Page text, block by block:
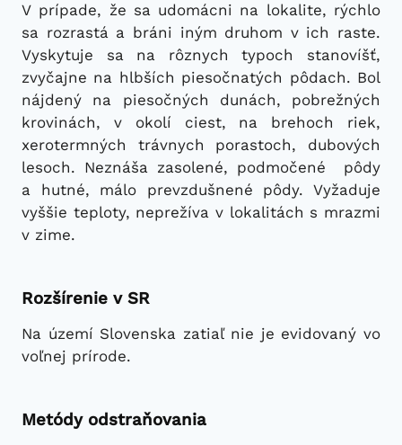
V prípade, že sa udomácni na lokalite, rýchlo
sa rozrastá a bráni iným druhom v ich raste.
Vyskytuje sa na rôznych typoch stanovíšť,
zvyčajne na hlbších piesočnatých pôdach. Bol
nájdený na piesočných dunách, pobrežných
krovinách, v okolí ciest, na brehoch riek,
xerotermných trávnych porastoch, dubových
lesoch. Neznáša zasolené, podmočené pôdy
a hutné, málo prevzdušnené pôdy. Vyžaduje
vyššie teploty, neprežíva v lokalitách s mrazmi
v zime.
Rozšírenie v SR
Na území Slovenska zatiaľ nie je evidovaný vo
voľnej prírode.
Metódy odstraňovania